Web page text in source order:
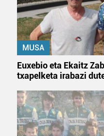
MUSA
Euxebio eta Ekaitz
txapelketa irabazi